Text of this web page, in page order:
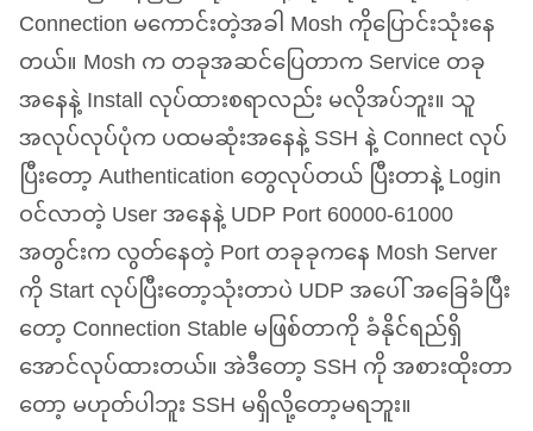
Connection မကောင်းတဲ့အခါ Mosh ကိုပြောင်းသုံးနေ
တယ်။ Mosh က တခုအဆင်ပြေတာက Service တခု
အနေနဲ့ Install လုပ်ထားစရာလည်း မလိုအပ်ဘူး။ သူ
အလုပ်လုပ်ပုံက ပထမဆုံးအနေနဲ့SSHနဲ့ Connect လုပ်
ပြီးတော့ Authentication တွေလုပ်တယ် ပြီးတာနဲ့ Login
ဝင်လာတဲ့ User အနေနဲ့UDPPort 60000-61000
အတွင်းက လွတ်နေတဲ့ Port တခုခုကနေ Mosh Server
ကို Start လုပ်ပြီးတော့သုံးတာပဲUDPအပေါ် အခြေခံပြီး
တော့ Connection Stable မဖြစ်တာကို ခံနိုင်ရည်ရှိ
အောင်လုပ်ထားတယ်။ အဲဒီတော့SSHကို အစားထိုးတာ
တော့ မဟုတ်ပါဘူးSSHမရှိလို့တော့မရဘူး။